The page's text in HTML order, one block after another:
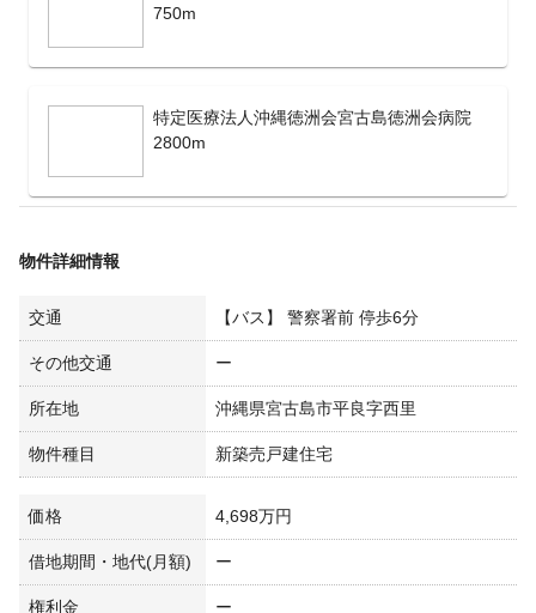
750m
特定医療法人沖縄徳洲会宮古島徳洲会病院
2800m
物件詳細情報
交通 【バス】 警察署前 停歩6分
その他交通 ー
所在地 沖縄県宮古島市平良字西里
物件種目 新築売戸建住宅
価格 4,698万円
借地期間・地代(月額) ー
権利金 ー